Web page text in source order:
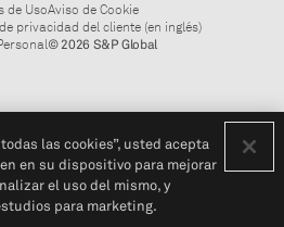
de UsoAviso de Cookie
privacidad del cliente (en inglés)
© 2026 S&P Global
las cookies”, usted acepta
en su dispositivo para mejorar
el uso del mismo, y
para marketing.